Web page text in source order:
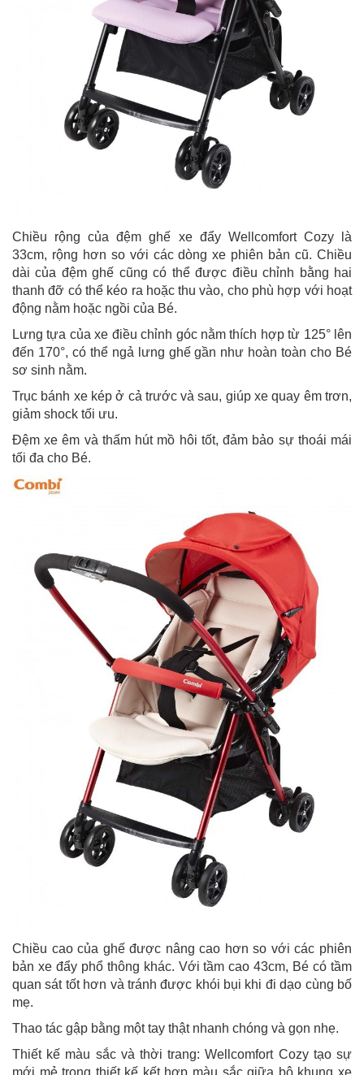
Chiều rộng của đệm ghế xe đẩy Wellcomfort Cozy là
33cm, rộng hơn so với các dòng xe phiên bản cũ. Chiều
dài của đệm ghế cũng có thể được điều chỉnh bằng hai
thanh đỡ có thể kéo ra hoặc thu vào, cho phù hợp với hoạt
động nằm hoặc ngồi của Bé.
Lưng tựa của xe điều chỉnh góc nằm thích hợp từ 125° lên
đến 170°, có thể ngả lưng ghế gần như hoàn toàn cho Bé
sơ sinh nằm.
Trục bánh xe kép ở cả trước và sau, giúp xe quay êm trơn,
giảm shock tối ưu.
Đệm xe êm và thấm hút mồ hôi tốt, đảm bảo sự thoái mái
tối đa cho Bé.
Chiều cao của ghế được nâng cao hơn so với các phiên
bản xe đẩy phổ thông khác. Với tầm cao 43cm, Bé có tầm
quan sát tốt hơn và tránh được khói bụi khi đi dạo cùng bố
mẹ.
Thao tác gập bằng một tay thật nhanh chóng và gọn nhẹ.
Thiết kế màu sắc và thời trang: Wellcomfort Cozy tạo sự
mới mẻ trong thiết kế kết hợp màu sắc giữa bộ khung xe